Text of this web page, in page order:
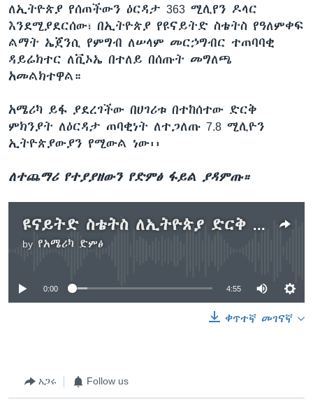
ለኢትዮጵያ የሰጠችውን ዕርዳታ 363 ሚሊየን ዶላር
እንደሚያደርሰው፣ በኢትዮጵያ የዩናይትድ ስቴትስ የዓለምቀፍ
ልማት ኤጀንሲ የምግብ ለሠላም መርኃግብር ተጠባባቂ
ዳይሬክተር ለቪኦኤ በተለይ በሰጡት መግለጫ
አመልክተዋል።
አሜሪካ ይፋ ያደረገችው በሀገሪቱ በተከሰተው ድርቅ
ምክንያት ለዕርዳታ ጠባቂነት ለተጋለጡ 7.8 ሚሊዮን
ኢትዮጵያውያን የሚውል ነው፡፡
ለተጨማሪ የተያያዘውን የድምፅ ፋይል ያዳምጡ።
ዩናይትድ ስቴትስ ለኢትዮጵያ ድርቅ የ137 ሚሊዮን ዶላር ሰብዓዊ ዕርዳታ ይፋ አደረገች
by የአሜሪካ ድምፅ
No media source currently available
0:00 4:55
ቀጥተኛ መገናኛ
አጋሩ Follow us